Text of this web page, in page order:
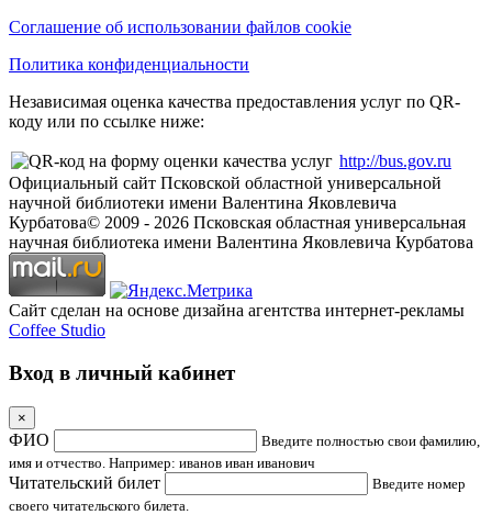
Соглашение об использовании файлов cookie
Политика конфиденциальности
Независимая оценка качества предоставления услуг по QR-
коду или по ссылке ниже:
http://bus.gov.ru
Официальный сайт Псковской областной универсальной
научной библиотеки имени Валентина Яковлевича
Курбатова© 2009 - 2026 Псковская областная универсальная
научная библиотека имени Валентина Яковлевича Курбатова
Сайт сделан на основе дизайна агентства интернет-рекламы
Coffee Studio
Вход в личный кабинет
×
ФИО
Введите полностью свои фамилию,
имя и отчество. Например: иванов иван иванович
Читательский билет
Введите номер
своего читательского билета.